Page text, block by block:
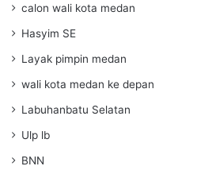
calon wali kota medan
Hasyim SE
Layak pimpin medan
wali kota medan ke depan
Labuhanbatu Selatan
Ulp lb
BNN